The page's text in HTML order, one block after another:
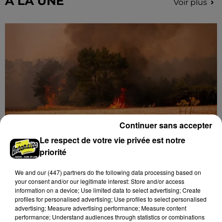
Voir plus
Loir-et-Cher : un pyromane interpellé grâce
Samedi 25 juillet, plus d'une dizaine de feux de
champs et de sous-bois ont été déclenchés dans le
secteur de Fontaine-les-Côteaux, Montoire et Lunay.
Grâce...
LE GRAND FORMAT Voir plus
Le respect de votre vie privée est notre
priorité
We and our (447) partnersdo the following data processing based on
your consent and/or our legitimate interest: Store and/or access
information on a device; Use limited data to select advertising; Create
profiles for personalised advertising; Use profiles to select personalised
advertising; Measure advertising performance; Measure content
performance; Understand audiences through statistics or combinations
Continuer sans accepter